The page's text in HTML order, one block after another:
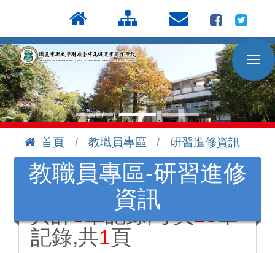
到
主
要
內
容
區
首頁 教職員專區
研習進修資訊
教職員專區-研習進修
資訊
共計3筆記錄,每頁20筆
記錄,共1頁